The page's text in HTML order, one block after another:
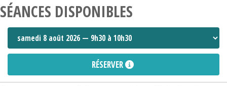
SÉANCES DISPONIBLES
RÉSERVER